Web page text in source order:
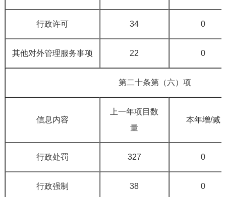
行政许可 34 0
其他对外管理服务事项 22 0
第二十条第（六）项
信息内容
上一年项目数
量
本年增/减
行政处罚 327 0
行政强制 38 0